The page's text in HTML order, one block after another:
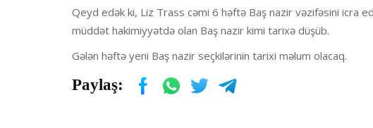
Qeyd edək ki, Liz Trass cəmi 6 həftə Baş nazir vəzifəsini icra
müddət hakimiyyətdə olan Baş nazir kimi tarixə düşüb.
Gələn həftə yeni Baş nazir seçkilərinin tarixi məlum olacaq.
Paylaş: